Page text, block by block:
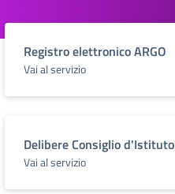
Registro elettronico ARGO
Vai al servizio
Delibere Consiglio d'Istituto
Vai al servizio